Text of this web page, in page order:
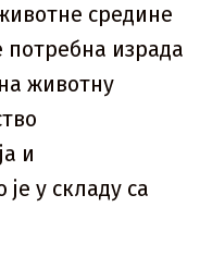
средине
потребна израда
животну
и
у складу са